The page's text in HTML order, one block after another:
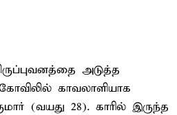
அடுத்த
காவலாளியாக
(வயது 28). காரில் இருந்த